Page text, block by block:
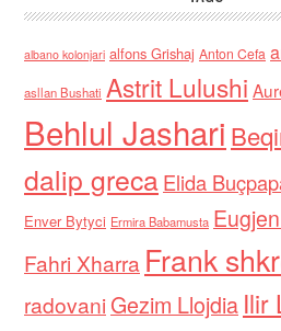
albano kolonjari alfons Grishaj Anton Cefa
asllan Bushati Astrit Lulushi
Behlul Jashari
dalip grecaElida
Enver Bytyci Ermira Babamusta
Fahri Xharra Frank
radovaniGezim Llojdia Ilir